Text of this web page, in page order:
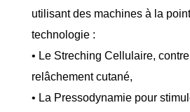
utilisant des machines à la
technologie :
• Le Streching Cellulaire,
relâchement cutané,
• La Pressodynamie pour